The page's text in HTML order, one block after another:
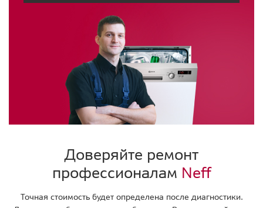
Доверяйте ремонт
профессионалам Neff
Точная стоимость будет определена после диагностики.